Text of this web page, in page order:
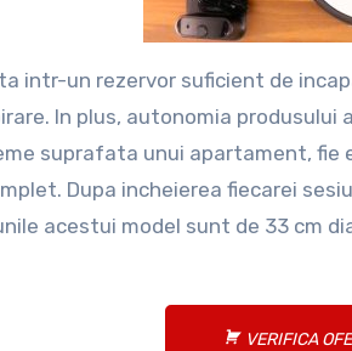
intr-un rezervor suficient de
In plus, autonomia
suprafata unui apartament, fie
Dupa incheierea fiecarei
acestui model sunt de 33 cm
VERIFICA